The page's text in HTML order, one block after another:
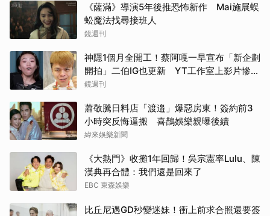
《薩滿》導演5年後推恐怖新作 Mai施展蜈
蚣魔法找尋接班人
鏡週刊
神隱1個月全開工！蔡阿嘎一早宣布「新企劃
開拍」二伯IG也更新 YT工作室上影片慘被
刷倒讚
鏡週刊
蕭敬騰日料店「渡邉」爆惡房東！簽約前3
小時突反悔逼搬 喜鵲娛樂親曝後續
緯來娛樂新聞
《大熱門》收攤1年回歸！吳宗憲率Lulu、陳
漢典再合體：我們還是回來了
EBC 東森娛樂
比丘尼遇GD秒變迷妹！衝上前求合照還要簽